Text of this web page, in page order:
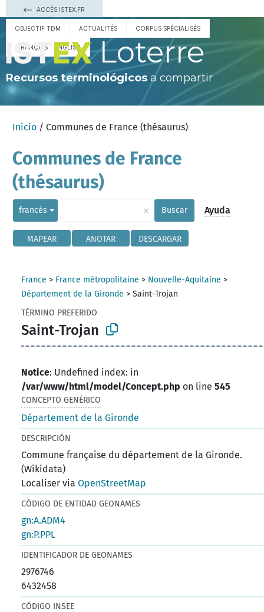
ACCÈS ISTEX.FR
OBJECTIF TDM ACTUALITÉS CORPUS SPÉCIALISÉS
FRANÇAIS ENGLISH Loterre
Recursos terminológicos a compartir
Inicio / Communes de France (thésaurus)
Communes de France
(thésaurus)
francés × Buscar Ayuda
MAPEAR ANOTAR DESCARGAR
France > France métropolitaine > Nouvelle-Aquitaine >
Département de la Gironde >Saint-Trojan
TÉRMINO PREFERIDO
Saint-Trojan
Notice: Undefined index: in
/var/www/html/model/Concept.php on line545
CONCEPTO GENÉRICO
Département de la Gironde
DESCRIPCIÓN
Commune française du département de la Gironde.
(Wikidata)
Localiser viaOpenStreetMap
CÓDIGO DE ENTIDAD GEONAMES
gn:A.ADM4
gn:P.PPL
IDENTIFICADOR DE GEONAMES
2976746
6432458
CÓDIGO INSEE